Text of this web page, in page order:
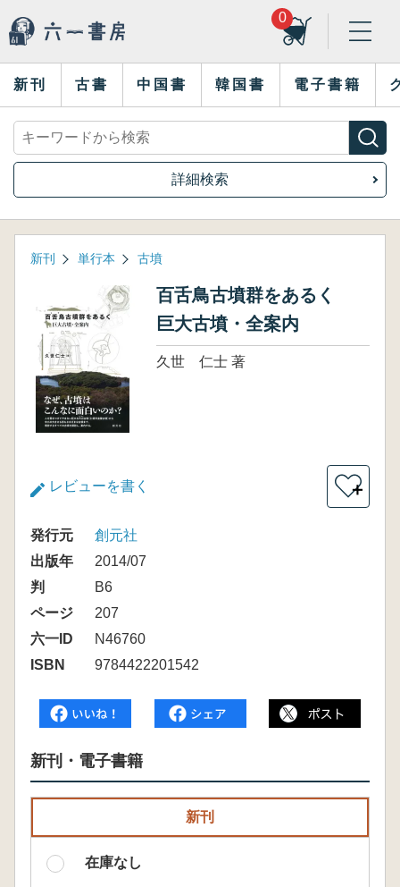
0
新刊 古書 中国書 韓国書 電子書籍
詳細検索
新刊 単行本 古墳
百舌鳥古墳群をあるく
巨大古墳・全案内
久世 仁士 著
レビューを書く ＋
発行元
創元社
出版年
2014/07
判
B6
ページ
207
六一ID
N46760
ISBN
9784422201542
新刊・電子書籍
新刊
在庫なし